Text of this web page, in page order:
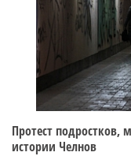
Протест
истории Челнов